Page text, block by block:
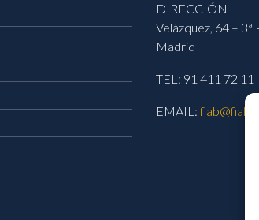
DIRECCIÓN
Velázquez, 64 – 3ª
Madrid
TEL: 91 411 72 11
EMAIL:fiab@fiab.es